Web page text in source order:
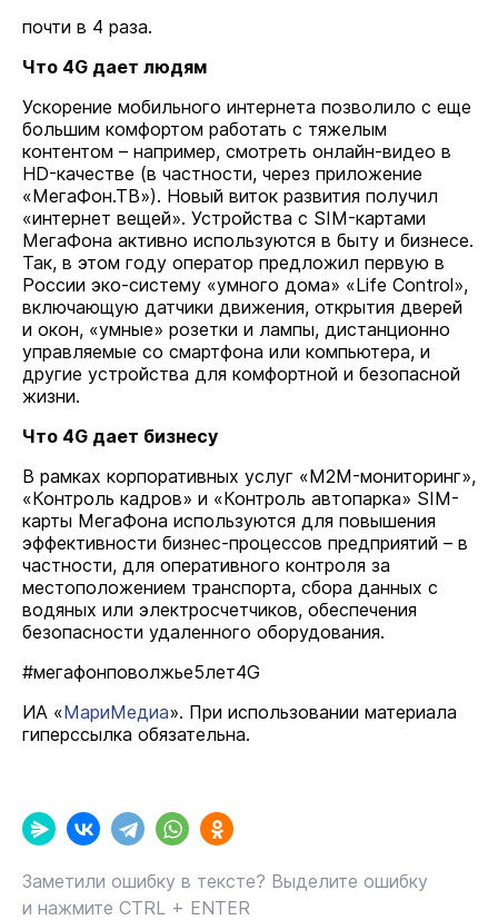
почти в 4 раза.
Что 4G дает людям
Ускорение мобильного интернета позволило с еще
большим комфортом работать с тяжелым
контентом – например, смотреть онлайн-видео в
HD-качестве (в частности, через приложение
«МегаФон.ТВ»). Новый виток развития получил
«интернет вещей». Устройства с SIM-картами
МегаФона активно используются в быту и бизнесе.
Так, в этом году оператор предложил первую в
России эко-систему «умного дома» «Life Control»,
включающую датчики движения, открытия дверей
и окон, «умные» розетки и лампы, дистанционно
управляемые со смартфона или компьютера, и
другие устройства для комфортной и безопасной
жизни.
Что 4G дает бизнесу
В рамках корпоративных услуг «M2M-мониторинг»,
«Контроль кадров» и «Контроль автопарка» SIM-
карты МегаФона используются для повышения
эффективности бизнес-процессов предприятий – в
частности, для оперативного контроля за
местоположением транспорта, сбора данных с
водяных или электросчетчиков, обеспечения
безопасности удаленного оборудования.
#мегафонповолжье5лет4G
ИА «МариМедиа». При использовании материала
гиперссылка обязательна.
Заметили ошибку в тексте? Выделите ошибку
и нажмите CTRL + ENTER